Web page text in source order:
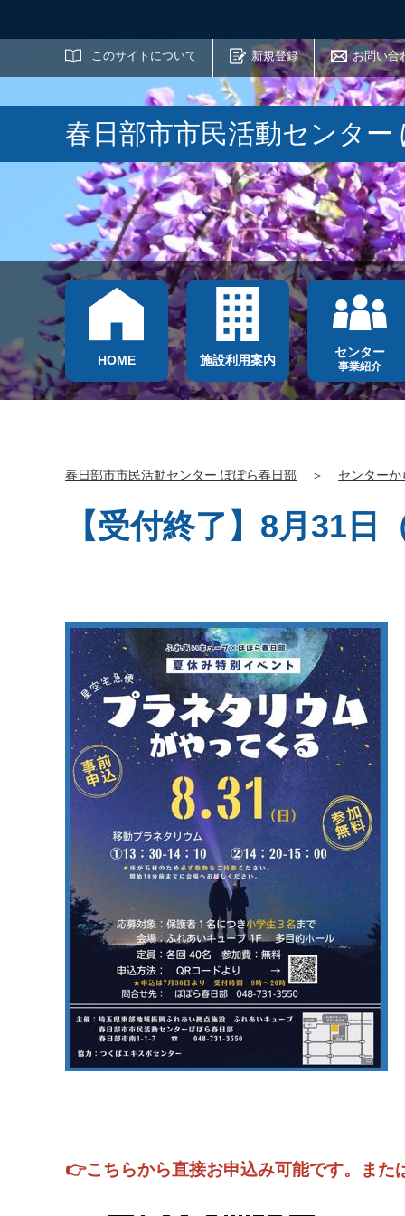
このサイトについて 新規登録 お問い合
サイト内検索
春日部市市民活動センター
HOME 施設利用案内
センター
事業紹介
春日部市市民活動センター ぽぽら春日部 ＞ センター
【受付終了】8月31
👉こちらから直接お申込み可能です。また